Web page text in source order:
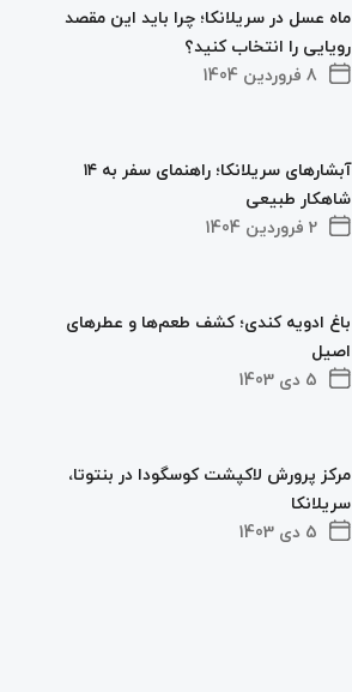
8 فروردین 1404
ماه عسل در سریلانکا؛ چرا باید این مقصد
رویایی را انتخاب کنید؟
2 فروردین 1404
آبشارهای سریلانکا؛ راهنمای سفر به ۱۴
شاهکار طبیعی
5 دی 1403
باغ ادویه کندی؛ کشف طعم‌ها و عطرهای
اصیل
5 دی 1403
مرکز پرورش لاکپشت کوسگودا در بنتوتا،
سریلانکا